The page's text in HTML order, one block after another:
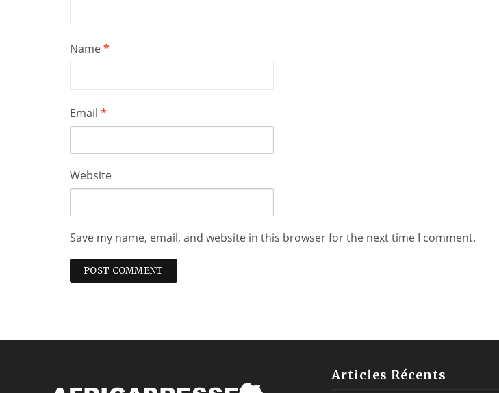
Name*
Email *
Website
Save my name, email, and website in this browser for the next time I comment.
Articles Récents